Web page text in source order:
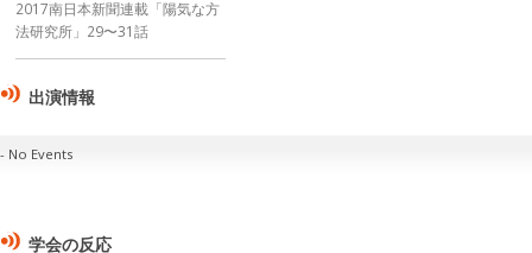
2017南日本新聞連載「陽気な方
法研究所」29〜31話
出演情報
No Events
学会の反応